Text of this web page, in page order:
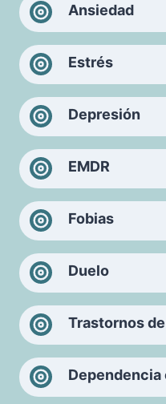
Ansiedad
Estrés
Depresión
EMDR
Fobias
Duelo
Trastornos
Dependencia